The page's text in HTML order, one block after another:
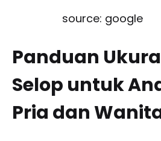
source: google
Panduan
Selop untuk
Pria dan